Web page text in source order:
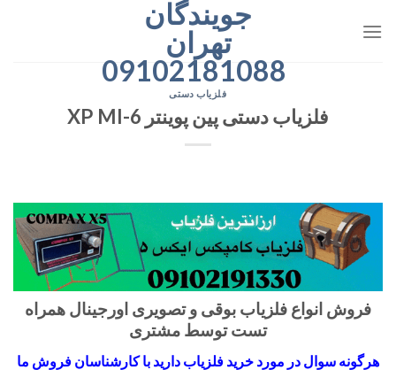
جویندگان
تهران
09102181088
فلزیاب دستی
فلزیاب دستی پین پوینتر XP MI-6
فروش انواع فلزیاب بوقی و تصویری اورجینال همراه
تست توسط مشتری
هرگونه سوال در مورد خرید فلزیاب دارید با کارشناسان فروش ما